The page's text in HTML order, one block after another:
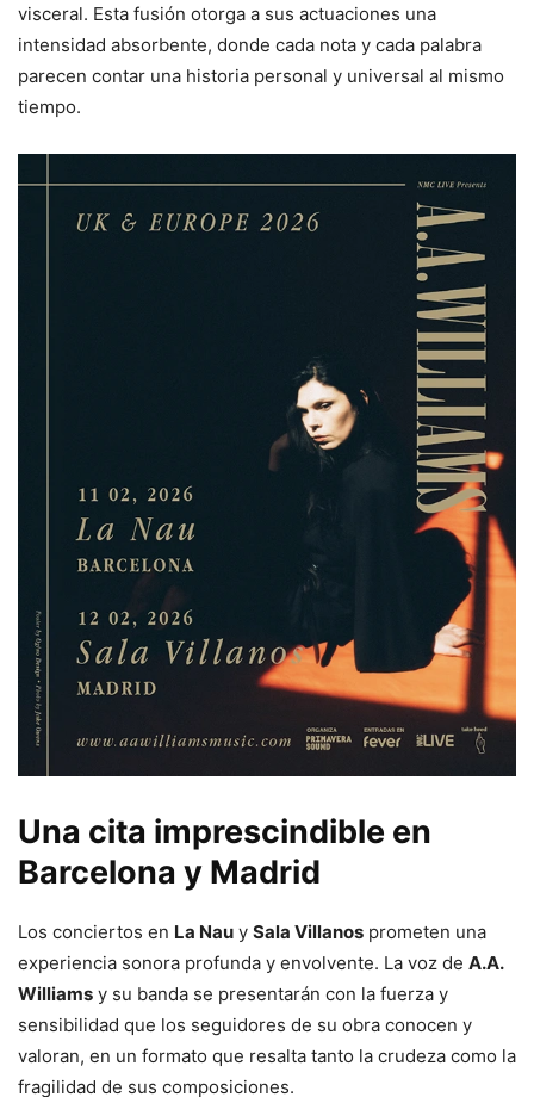
visceral. Esta fusión otorga a sus actuaciones una
intensidad absorbente, donde cada nota y cada palabra
parecen contar una historia personal y universal al mismo
tiempo.
Una cita imprescindible en
Barcelona y Madrid
Los conciertos en La Nau y Sala Villanos prometen una
experiencia sonora profunda y envolvente. La voz de A.A.
Williams y su banda se presentarán con la fuerza y
sensibilidad que los seguidores de su obra conocen y
valoran, en un formato que resalta tanto la crudeza como la
fragilidad de sus composiciones.